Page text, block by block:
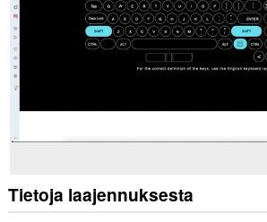
Tietoja laajennuksesta